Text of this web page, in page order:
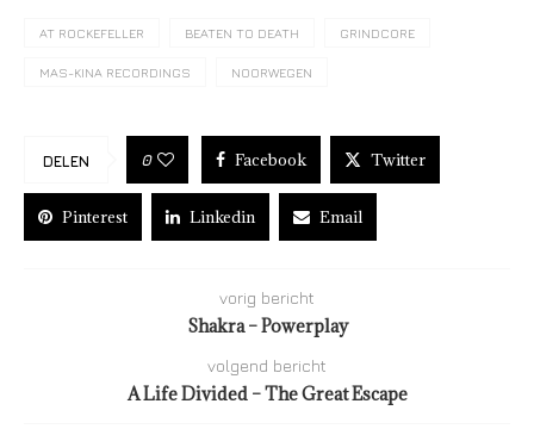
AT ROCKEFELLER BEATEN TO DEATH GRINDCORE
MAS-KINA RECORDINGS NOORWEGEN
DELEN 0 Facebook Twitter
Pinterest Linkedin Email
vorig bericht
Shakra – Powerplay
volgend bericht
A Life Divided – The Great Escape